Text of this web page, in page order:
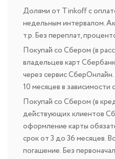
Долями от Tinkoff с
недельным интервалом.
т.р. Без переплат,
Покупай со Сбером (в
владельцев карт
через сервис
10 месяцев в
Покупай со Сбером (в
действующих клиентов
оформление карты
срок от 3 до 36 месяцев.
погашение. Без